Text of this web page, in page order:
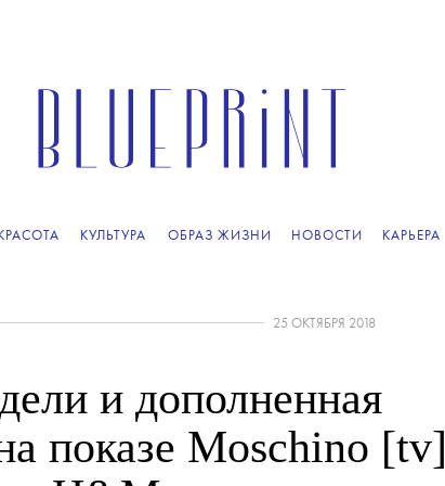
КРАСОТА КУЛЬТУРА ОБРАЗ ЖИЗНИ НОВОСТИ КАРЬЕРА
25 ОКТЯБРЯ 2018
и дополненная
показе Moschino [tv]